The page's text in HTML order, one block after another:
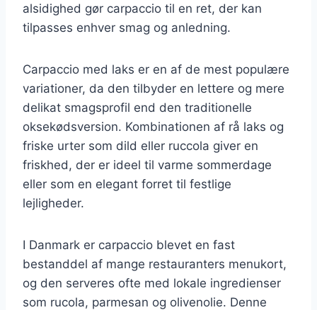
alsidighed gør carpaccio til en ret, der kan
tilpasses enhver smag og anledning.
Carpaccio med laks er en af de mest populære
variationer, da den tilbyder en lettere og mere
delikat smagsprofil end den traditionelle
oksekødsversion. Kombinationen af rå laks og
friske urter som dild eller ruccola giver en
friskhed, der er ideel til varme sommerdage
eller som en elegant forret til festlige
lejligheder.
I Danmark er carpaccio blevet en fast
bestanddel af mange restauranters menukort,
og den serveres ofte med lokale ingredienser
som rucola, parmesan og olivenolie. Denne